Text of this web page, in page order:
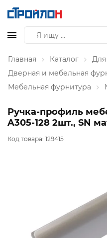
Главная Каталог
Дверная и мебельная
Мебельная фурнитура
Ручка-профиль
A305-128 2шт., SN
Код товара: 129415